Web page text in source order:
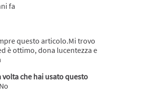
fa
questo articolo.Mi trovo
è ottimo, dona lucentezza e
volta che hai usato questo
No